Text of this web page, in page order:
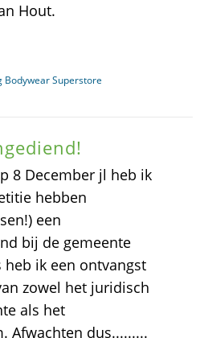
Hout.
Bodywear Superstore
8 December jl heb ik
hebben
een
bij de gemeente
ik een ontvangst
zowel het juridisch
als het
Afwachten dus.........